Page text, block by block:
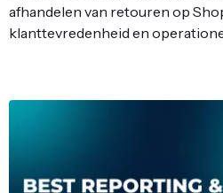
afhandelen van retouren op
klanttevredenheid en